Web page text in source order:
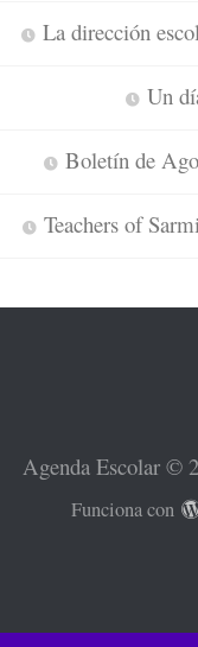
La dirección
Un
Boletín de
Teachers of
Agenda Escolar ©
Funciona con